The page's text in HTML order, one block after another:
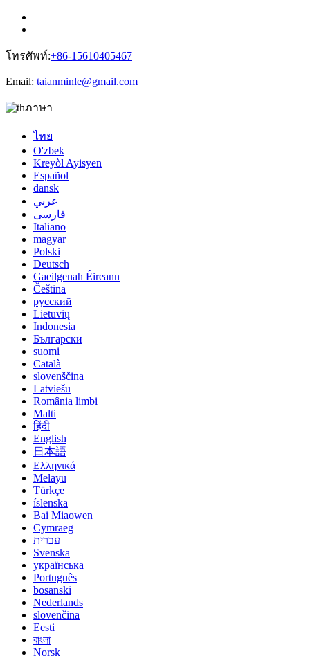
โทรศัพท์:+86-15610405467
Email: taianminle@gmail.com
ภาษา
ไทย
O'zbek
Kreyòl Ayisyen
Español
dansk
عربي
فارسی
Italiano
magyar
Polski
Deutsch
Gaeilgenah Éireann
Čeština
русский
Lietuvių
Indonesia
Български
suomi
Català
slovenščina
Latviešu
România limbi
Malti
हिंदी
English
日本語
Ελληνικά
Melayu
Türkçe
íslenska
Bai Miaowen
Cymraeg
עברית
Svenska
українська
Português
bosanski
Nederlands
slovenčina
Eesti
বাংলা
Norsk